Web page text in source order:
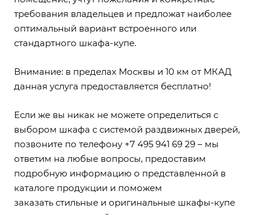
требования владельцев и предложат наиболее
оптимальный вариант встроенного или
стандартного шкафа-купе.
Внимание: в пределах Москвы и 10 км от МКАД
данная услуга предоставляется бесплатно!
Если же вы никак не можете определиться с
выбором шкафа с системой раздвижных дверей,
позвоните по телефону +7 495 941 69 29 – мы
ответим на любые вопросы, предоставим
подробную информацию о представленной в
каталоге продукции и поможем
заказать стильные и оригинальные шкафы-купе